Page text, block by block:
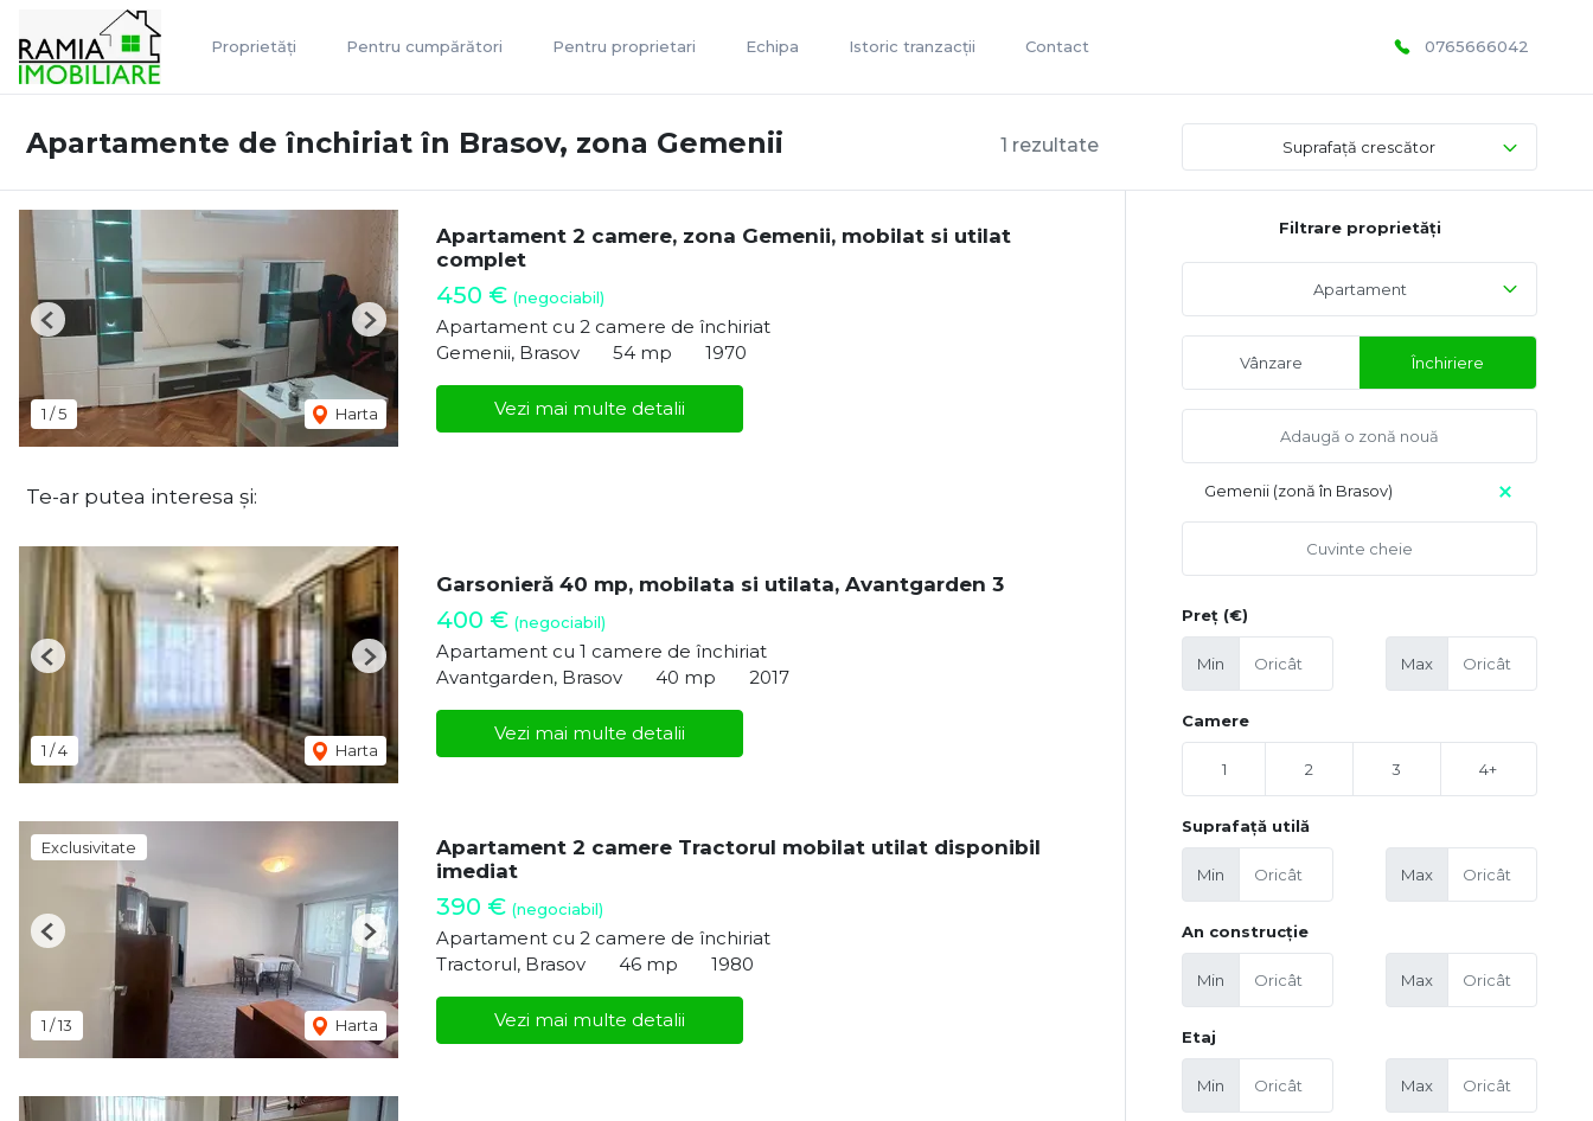
Proprietăți Pentru cumpărători Pentru proprietari Echipa Istoric tranzacții Contact 0765666042
1 rezultate
Apartamente de închiriat în Brasov, zona Gemenii Suprafață crescător
1 /5 Harta
Previous Next
Apartament 2 camere, zona Gemenii, mobilat si utilat
complet
450 € (negociabil)
Apartament cu 2 camere de închiriat
Gemenii, Brasov
54 mp 1970
Vezi mai multe detalii
Te-ar putea interesa și:
1 /4 Harta
Previous Next
Garsonieră 40 mp, mobilata si utilata, Avantgarden 3
400 € (negociabil)
Apartament cu 1 camere de închiriat
Avantgarden, Brasov
40 mp 2017
Vezi mai multe detalii
Exclusivitate
1 /13 Harta
Previous Next
Apartament 2 camere Tractorul mobilat utilat disponibil
imediat
390 € (negociabil)
Apartament cu 2 camere de închiriat
Tractorul, Brasov
46 mp 1980
Vezi mai multe detalii
Filtrare proprietăți
Apartament
Vânzare Închiriere
Gemenii (zonă în Brasov)
Preț (€)
Min Max
Camere
1 2 3 4+
Suprafață utilă
Min Max
An construcție
Min Max
Etaj
Min Max